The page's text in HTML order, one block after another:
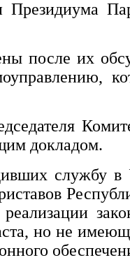
Президиума
после их
докладом.
службу в
но не